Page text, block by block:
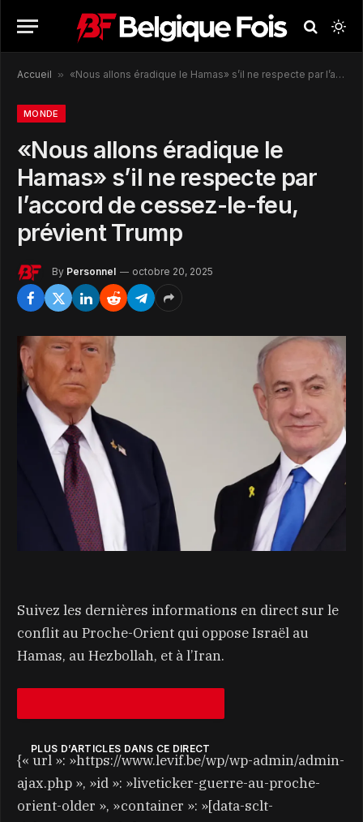
Accueil » «Nous allons éradique le Hamas» s’il ne respecte par l’accord de cessez-le-feu, prévient Trump
MONDE
«Nous allons éradique le
Hamas» s’il ne respecte par
l’accord de cessez-le-feu,
prévient Trump
By Personnel octobre 20, 2025
Suivez les dernières informations en direct sur le
conflit au Proche-Orient qui oppose Israël au
Hamas, au Hezbollah, et à l’Iran.
PLUS D’ARTICLES DANS CE DIRECT
{« url »: »https://www.levif.be/wp/wp-admin/admin-
ajax.php », »id »: »liveticker-guerre-au-proche-
orient-older », »container »: »[data-sclt-